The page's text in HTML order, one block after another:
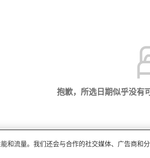
抱歉，所选日期似乎没有
和流量。我们还会与合作的社交媒体、广告商和